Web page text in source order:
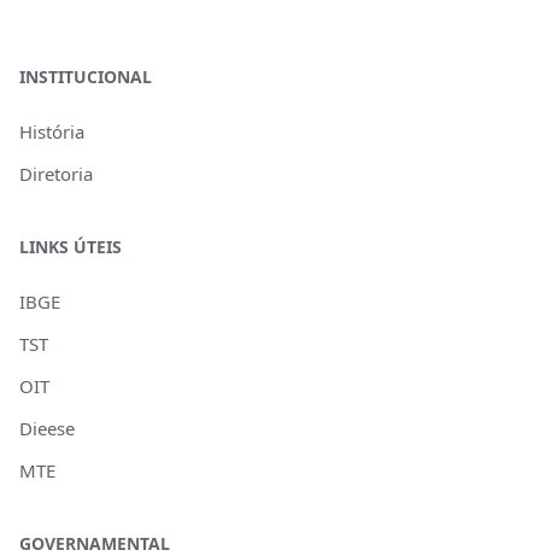
INSTITUCIONAL
História
Diretoria
LINKS ÚTEIS
IBGE
TST
OIT
Dieese
MTE
GOVERNAMENTAL